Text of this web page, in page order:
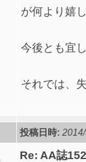
が何より嬉
今後とも宜
それでは、
投稿日時:
Re: AA誌